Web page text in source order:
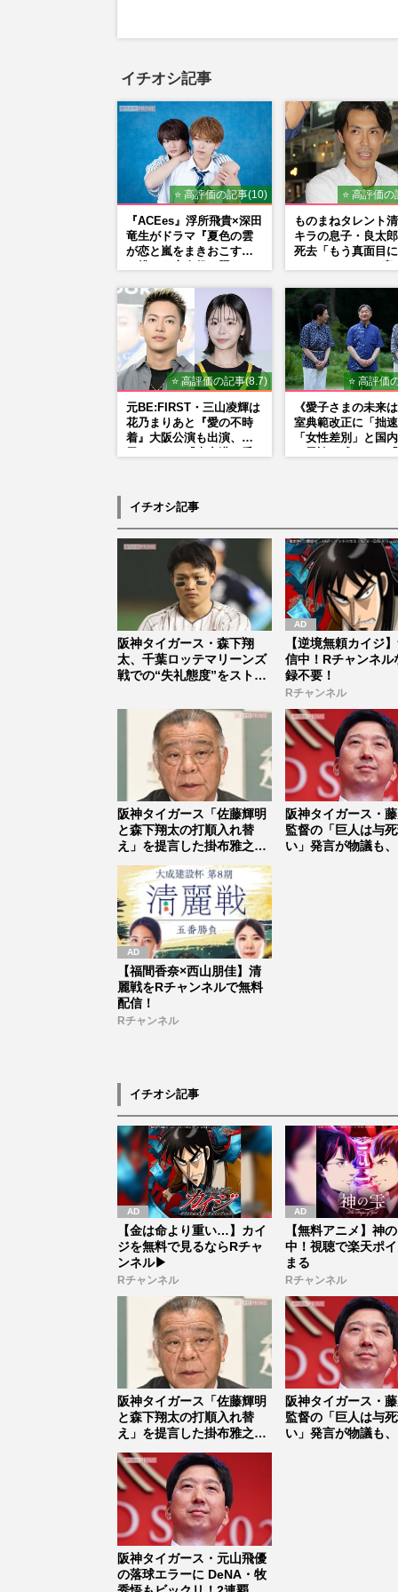
イチオシ記事
⭐ 高評価の記事(10)
『ACEes』浮所飛貴×深田
竜生がドラマ『夏色の雲
が恋と嵐をまきおこす』
秘話
⭐ 高評価
ものまねタレント
キラの息子・良太
死去「もう真面目
乱に満ちた37年”
⭐ 高評価の記事(8.7)
元BE:FIRST・三山凌輝は
花乃まりあと『愛の不時
着』大阪公演も出演、趣
⭐ 高評価
《愛子さまの未来
室典範改正に「拙
「女性差別」と国
イチオシ記事
阪神タイガース・森下翔
太、千葉ロッテマリーンズ
戦での“失礼態度”をストー
【逆境無頼カイジ
信中！Rチャンネル
録不要！
Rチャンネル
阪神タイガース「佐藤輝明
と森下翔太の打順入れ替
え」を提言した掛布雅之、
阪神タイガース・
監督の「巨人は与
い」発言が物議も
【福間香奈×西山朋佳】清
麗戦をRチャンネルで無料
配信！
Rチャンネル
イチオシ記事
【金は命より重い…】カイ
ジを無料で見るならRチャ
ンネル▶︎
Rチャンネル
【無料アニメ】神
中！視聴で楽天ポ
まる
Rチャンネル
阪神タイガース「佐藤輝明
と森下翔太の打順入れ替
え」を提言した掛布雅之、
阪神タイガース・
監督の「巨人は与
い」発言が物議も
阪神タイガース・元山飛優
の落球エラーに DeNA・牧